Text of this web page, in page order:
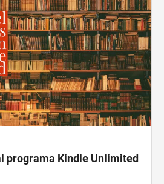
programa Kindle Unlimited